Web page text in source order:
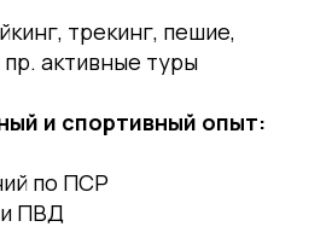
трекинг, пешие,
активные туры
и спортивный опыт:
по ПСР
ПВД